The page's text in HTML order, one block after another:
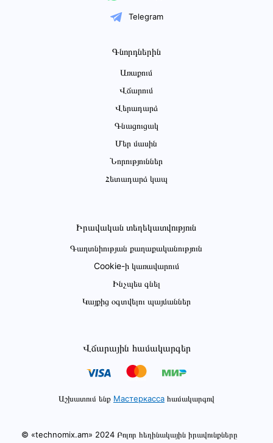
Telegram
Գնորդներին
Առաքում
Վճարում
Վերադարձ
Գնացուցակ
Մեր մասին
Նորություններ
Հետադարձ կապ
Իրավական տեղեկատվություն
Գաղտնիության քաղաքականություն
Cookie-ի կառավարում
Ինչպես գնել
Կայքից օգտվելու պայմաններ
Վճարային համակարգեր
Աշխատում ենք Мастеркасса համակարգով
© «technomix.am» 2024 Բոլոր հեղինակային իրավունքները